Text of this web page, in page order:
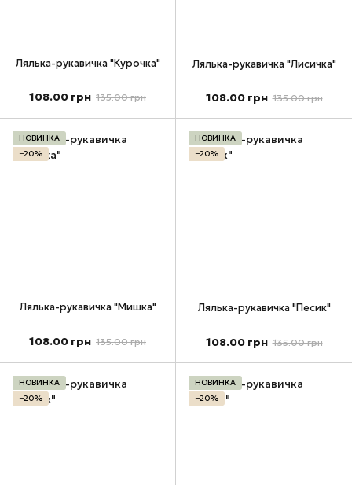
Лялька-рукавичка "Курочка"
108.00 грн 135.00 грн
Лялька-рукавичка "Лисичка"
108.00 грн 135.00 грн
НОВИНКА
−20%
Лялька-рукавичка "Мишка"
108.00 грн 135.00 грн
НОВИНКА
−20%
Лялька-рукавичка "Песик"
108.00 грн 135.00 грн
НОВИНКА
−20%
НОВИНКА
−20%